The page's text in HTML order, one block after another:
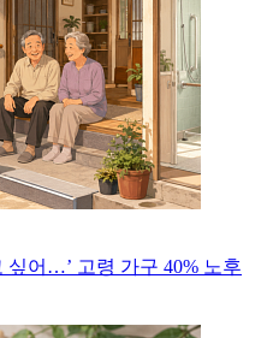
싶어…’ 고령 가구 40% 노후